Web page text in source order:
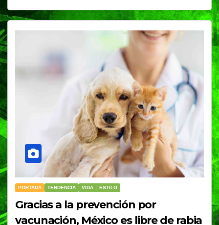
PORTADA TENDENCIA VIDA │ ESTILO
Gracias a la prevención por
vacunación, México es libre de rabia